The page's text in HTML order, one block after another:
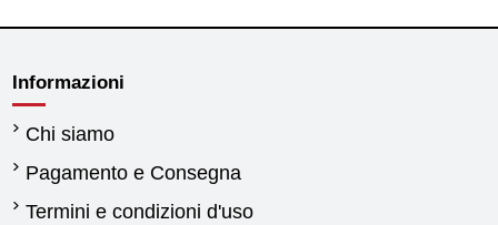
Informazioni
Chi siamo
Pagamento e Consegna
Termini e condizioni d'uso